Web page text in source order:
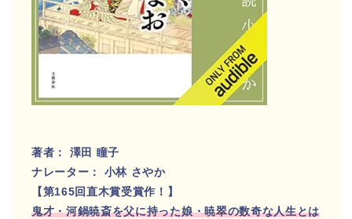
著者： 澤田 瞳子
ナレーター： 小林 さやか
【第165回直木賞受賞作！】
鬼才・河鍋暁斎を父に持った娘・暁翠の数奇な人生とは